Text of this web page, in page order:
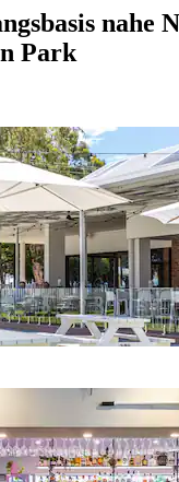
nahe
Park